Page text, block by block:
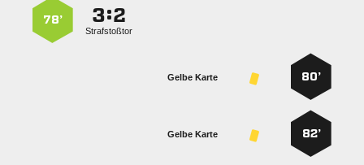
:
Strafstoßtor
78’
80’
Gelbe Karte
82’
Gelbe Karte